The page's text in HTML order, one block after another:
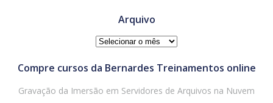
Arquivo
Arquivo
Compre cursos da Bernardes Treinamentos online
Gravação da Imersão em Servidores de Arquivos na Nuvem